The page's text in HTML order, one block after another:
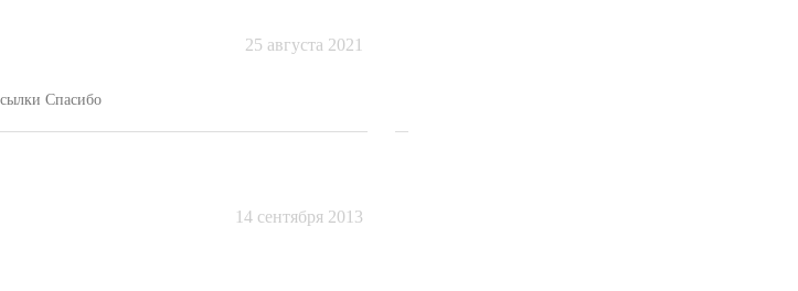
25 августа 2021
Спасибо
14 сентября 2013